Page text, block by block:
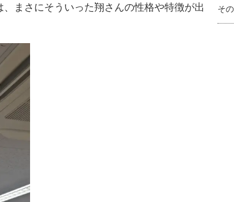
まさにそういった翔さんの性格や特徴が出
そ